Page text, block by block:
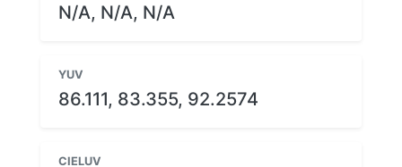
N/A, N/A, N/A
YUV
86.111, 83.355, 92.2574
CIELUV